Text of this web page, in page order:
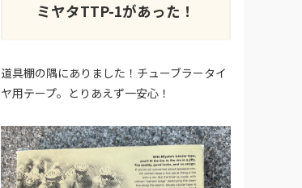
ミヤタTTP-1があった！
道具棚の隅にありました！チューブラータイ
ヤ用テープ。とりあえず一安心！